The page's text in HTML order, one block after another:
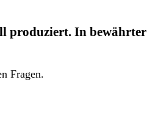
produziert. In bewährter
Fragen.